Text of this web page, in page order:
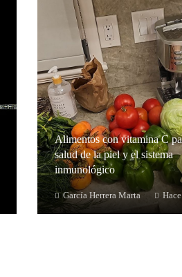
Alimentos con vitamina C
salud de la piel y el sistema
inmunológico
García Herrera Marta